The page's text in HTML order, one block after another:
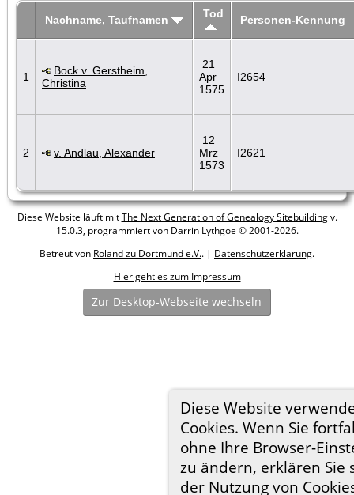
Diese Website
Cookies. Wenn Sie
ohne Ihre Browser-
zu ändern, erklären Sie
der Nutzung von
Nachname, Taufnamen Tod Personen-Kennung
1
Bock v. Gerstheim,
Christina
21
Apr
1575
I2654
2 v. Andlau, Alexander
12
Mrz
1573
I2621
Diese Website läuft mitThe Next Generation of Genealogy Sitebuildingv.
15.0.3, programmiert von Darrin Lythgoe © 2001-2026.
Betreut von Roland zu Dortmund e.V.. | Datenschutzerklärung.
Hier geht es zum Impressum
Zur Desktop-Webseite wechseln